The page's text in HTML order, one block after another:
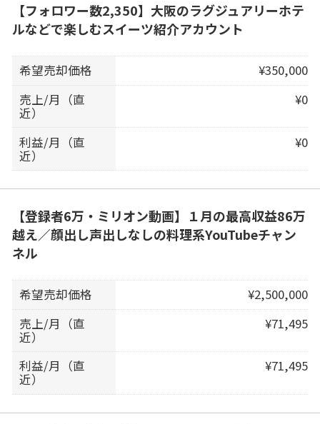
【フォロワー数2,350】大阪のラグジュアリーホテ
ルなどで楽しむスイーツ紹介アカウント
希望売却価格
¥350,000
売上/月（直
近）
¥0
利益/月（直
近）
¥0
【登録者6万・ミリオン動画】１月の最高収益86万
越え／顔出し声出しなしの料理系YouTubeチャン
ネル
希望売却価格
¥2,500,000
売上/月（直
近）
¥71,495
利益/月（直
近）
¥71,495